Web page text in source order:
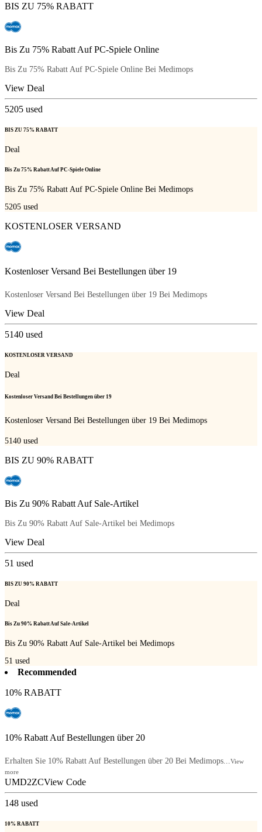
BIS ZU 75% RABATT
Bis Zu 75% Rabatt Auf PC-Spiele Online
Bis Zu 75% Rabatt Auf PC-Spiele Online Bei Medimops
View Deal
5205 used
BIS ZU 75% RABATT
Deal
Bis Zu 75% Rabatt Auf PC-Spiele Online
Bis Zu 75% Rabatt Auf PC-Spiele Online Bei Medimops
5205 used
KOSTENLOSER VERSAND
Kostenloser Versand Bei Bestellungen über 19
Kostenloser Versand Bei Bestellungen über 19 Bei Medimops
View Deal
5140 used
KOSTENLOSER VERSAND
Deal
Kostenloser Versand Bei Bestellungen über 19
Kostenloser Versand Bei Bestellungen über 19 Bei Medimops
5140 used
BIS ZU 90% RABATT
Bis Zu 90% Rabatt Auf Sale-Artikel
Bis Zu 90% Rabatt Auf Sale-Artikel bei Medimops
View Deal
51 used
BIS ZU 90% RABATT
Deal
Bis Zu 90% Rabatt Auf Sale-Artikel
Bis Zu 90% Rabatt Auf Sale-Artikel bei Medimops
51 used
Recommended
10% RABATT
10% Rabatt Auf Bestellungen über 20
Erhalten Sie 10% Rabatt Auf Bestellungen über 20 Bei Medimops...
View
more
UMD2ZCView Code
148 used
10% RABATT